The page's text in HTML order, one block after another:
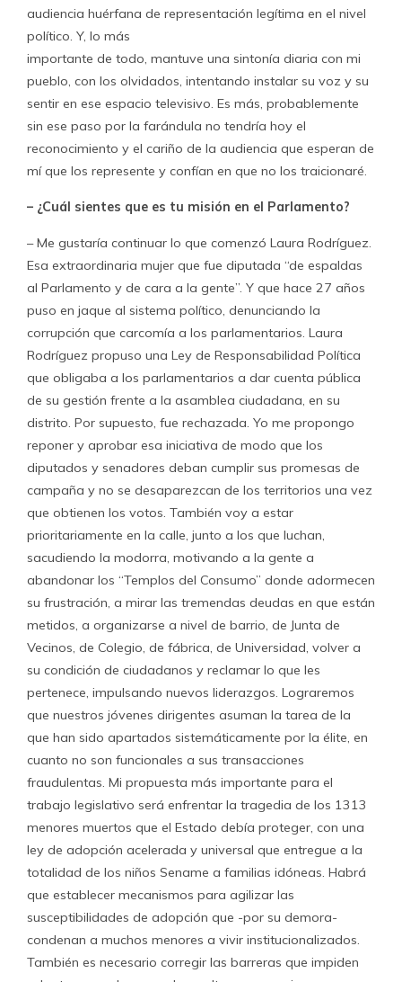
audiencia huérfana de representación legítima en el nivel
político. Y, lo más
importante de todo, mantuve una sintonía diaria con mi
pueblo, con los olvidados, intentando instalar su voz y su
sentir en ese espacio televisivo. Es más, probablemente
sin ese paso por la farándula no tendría hoy el
reconocimiento y el cariño de la audiencia que esperan de
mí que los represente y confían en que no los traicionaré.
– ¿Cuál sientes que es tu misión en el Parlamento?
– Me gustaría continuar lo que comenzó Laura Rodríguez.
Esa extraordinaria mujer que fue diputada “de espaldas
al Parlamento y de cara a la gente”. Y que hace 27 años
puso en jaque al sistema político, denunciando la
corrupción que carcomía a los parlamentarios. Laura
Rodríguez propuso una Ley de Responsabilidad Política
que obligaba a los parlamentarios a dar cuenta pública
de su gestión frente a la asamblea ciudadana, en su
distrito. Por supuesto, fue rechazada. Yo me propongo
reponer y aprobar esa iniciativa de modo que los
diputados y senadores deban cumplir sus promesas de
campaña y no se desaparezcan de los territorios una vez
que obtienen los votos. También voy a estar
prioritariamente en la calle, junto a los que luchan,
sacudiendo la modorra, motivando a la gente a
abandonar los “Templos del Consumo” donde adormecen
su frustración, a mirar las tremendas deudas en que están
metidos, a organizarse a nivel de barrio, de Junta de
Vecinos, de Colegio, de fábrica, de Universidad, volver a
su condición de ciudadanos y reclamar lo que les
pertenece, impulsando nuevos liderazgos. Lograremos
que nuestros jóvenes dirigentes asuman la tarea de la
que han sido apartados sistemáticamente por la élite, en
cuanto no son funcionales a sus transacciones
fraudulentas. Mi propuesta más importante para el
trabajo legislativo será enfrentar la tragedia de los 1313
menores muertos que el Estado debía proteger, con una
ley de adopción acelerada y universal que entregue a la
totalidad de los niños Sename a familias idóneas. Habrá
que establecer mecanismos para agilizar las
susceptibilidades de adopción que -por su demora-
condenan a muchos menores a vivir institucionalizados.
También es necesario corregir las barreras que impiden